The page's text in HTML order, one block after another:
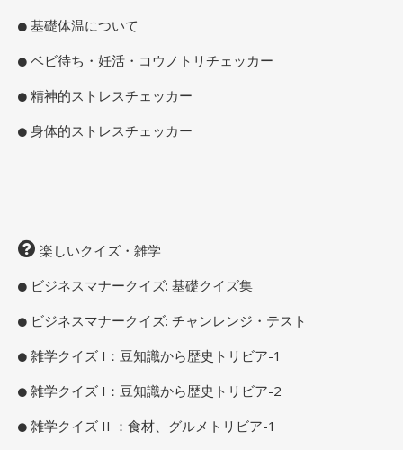
基礎体温について
ベビ待ち・妊活・コウノトリチェッカー
精神的ストレスチェッカー
身体的ストレスチェッカー
楽しいクイズ・雑学
ビジネスマナークイズ: 基礎クイズ集
ビジネスマナークイズ: チャンレンジ・テスト
雑学クイズ I：豆知識から歴史トリビア-1
雑学クイズ I：豆知識から歴史トリビア-2
雑学クイズ II ：食材、グルメトリビア-1